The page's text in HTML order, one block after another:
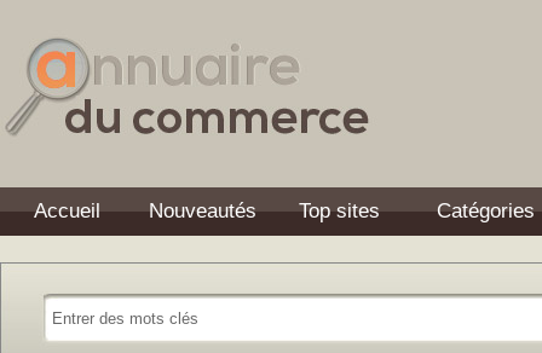
Accueil Nouveautés Top sites Catégories